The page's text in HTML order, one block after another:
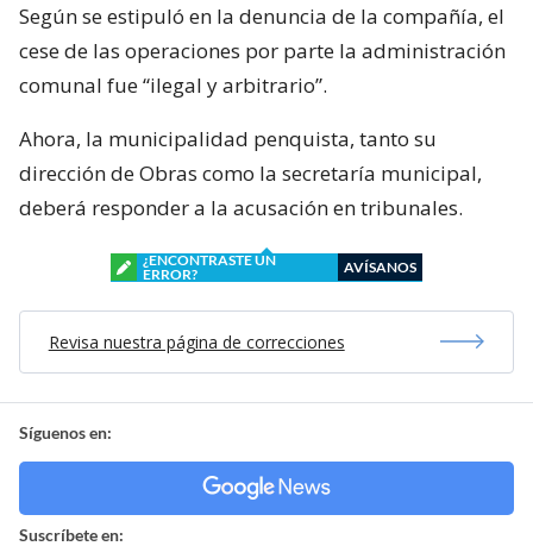
Según se estipuló en la denuncia de la compañía, el
cese de las operaciones por parte la administración
comunal fue “ilegal y arbitrario”.
Ahora, la municipalidad penquista, tanto su
dirección de Obras como la secretaría municipal,
deberá responder a la acusación en tribunales.
¿ENCONTRASTE UN
ERROR?
AVÍSANOS
Revisa nuestra página de correcciones
Síguenos en:
Suscríbete en: